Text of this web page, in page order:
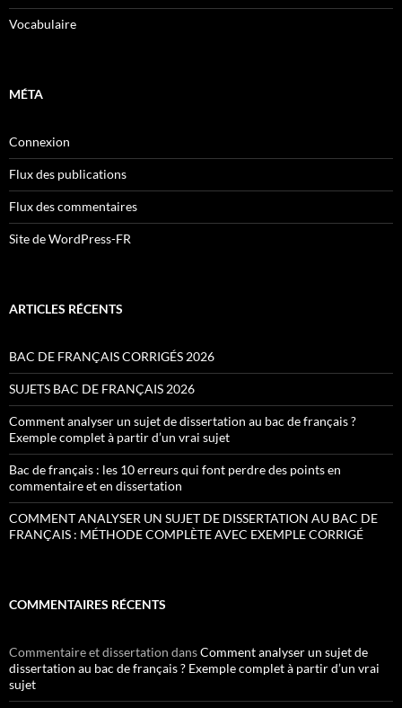
Vocabulaire
MÉTA
Connexion
Flux des publications
Flux des commentaires
Site de WordPress-FR
ARTICLES RÉCENTS
BAC DE FRANÇAIS CORRIGÉS 2026
SUJETS BAC DE FRANÇAIS 2026
Comment analyser un sujet de dissertation au bac de français ?
Exemple complet à partir d’un vrai sujet
Bac de français : les 10 erreurs qui font perdre des points en
commentaire et en dissertation
COMMENT ANALYSER UN SUJET DE DISSERTATION AU BAC DE
FRANÇAIS : MÉTHODE COMPLÈTE AVEC EXEMPLE CORRIGÉ
COMMENTAIRES RÉCENTS
Commentaire et dissertation dansComment analyser un sujet de
dissertation au bac de français ? Exemple complet à partir d’un vrai
sujet